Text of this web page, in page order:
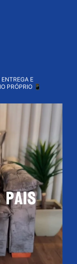
E
PRÓPRIO 📱